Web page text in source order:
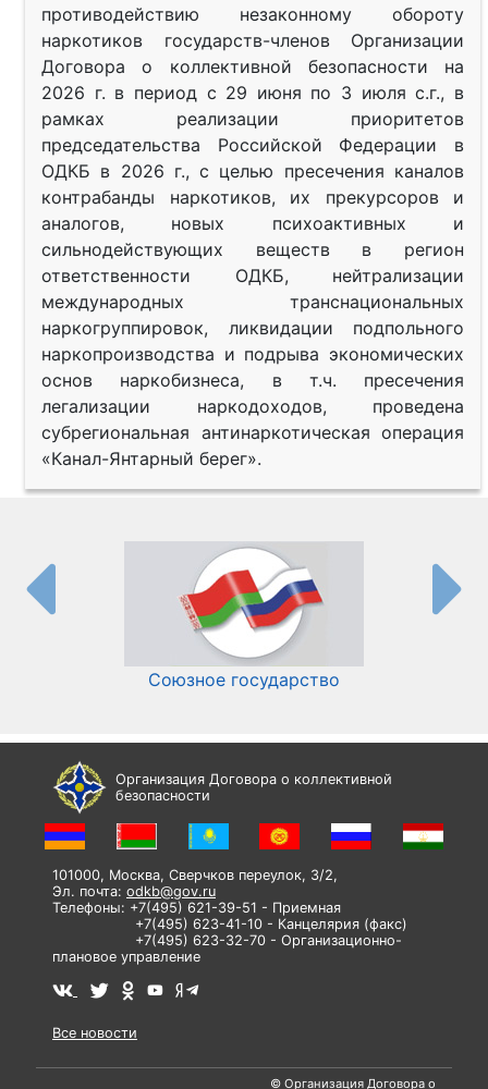
противодействию незаконному обороту
наркотиков государств-членов Организации
Договора о коллективной безопасности на
2026 г. в период с 29 июня по 3 июля с.г., в
рамках реализации приоритетов
председательства Российской Федерации в
ОДКБ в 2026 г., с целью пресечения каналов
контрабанды наркотиков, их прекурсоров и
аналогов, новых психоактивных и
сильнодействующих веществ в регион
ответственности ОДКБ, нейтрализации
международных транснациональных
наркогруппировок, ликвидации подпольного
наркопроизводства и подрыва экономических
основ наркобизнеса, в т.ч. пресечения
легализации наркодоходов, проведена
субрегиональная антинаркотическая операция
«Канал-Янтарный берег».
Союзное государство
Организация Договора о коллективной
безопасности
101000, Москва, Сверчков переулок, 3/2,
Эл. почта: odkb@gov.ru
Телефоны: +7(495) 621-39-51 - Приемная
+7(495) 623-41-10 - Канцелярия (факс)
+7(495) 623-32-70 - Организационно-
плановое управление
Все новости
© Организация Договора о